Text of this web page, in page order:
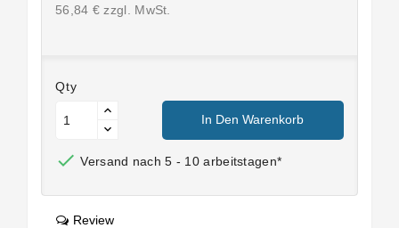
56,84 € zzgl. MwSt.
Qty
In Den Warenkorb
 Versand nach 5 - 10 arbeitstagen*
Review